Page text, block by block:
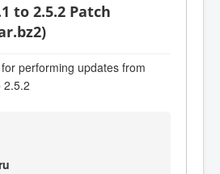
to 2.5.2 Patch
performing updates from
2.5.2